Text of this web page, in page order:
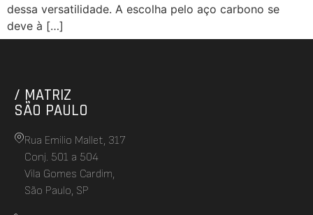
dessa versatilidade. A escolha pelo aço carbono se
deve à […]
/ MATRIZ
SÃO PAULO
Rua Emilio Mallet, 317
Conj. 501 a 504
Vila Gomes Cardim,
São Paulo, SP